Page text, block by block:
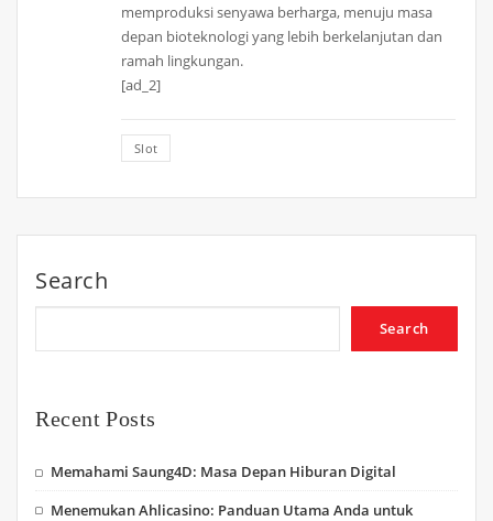
memproduksi senyawa berharga, menuju masa
depan bioteknologi yang lebih berkelanjutan dan
ramah lingkungan.
[ad_2]
Slot
Search
Search
Recent Posts
Memahami Saung4D: Masa Depan Hiburan Digital
Menemukan Ahlicasino: Panduan Utama Anda untuk